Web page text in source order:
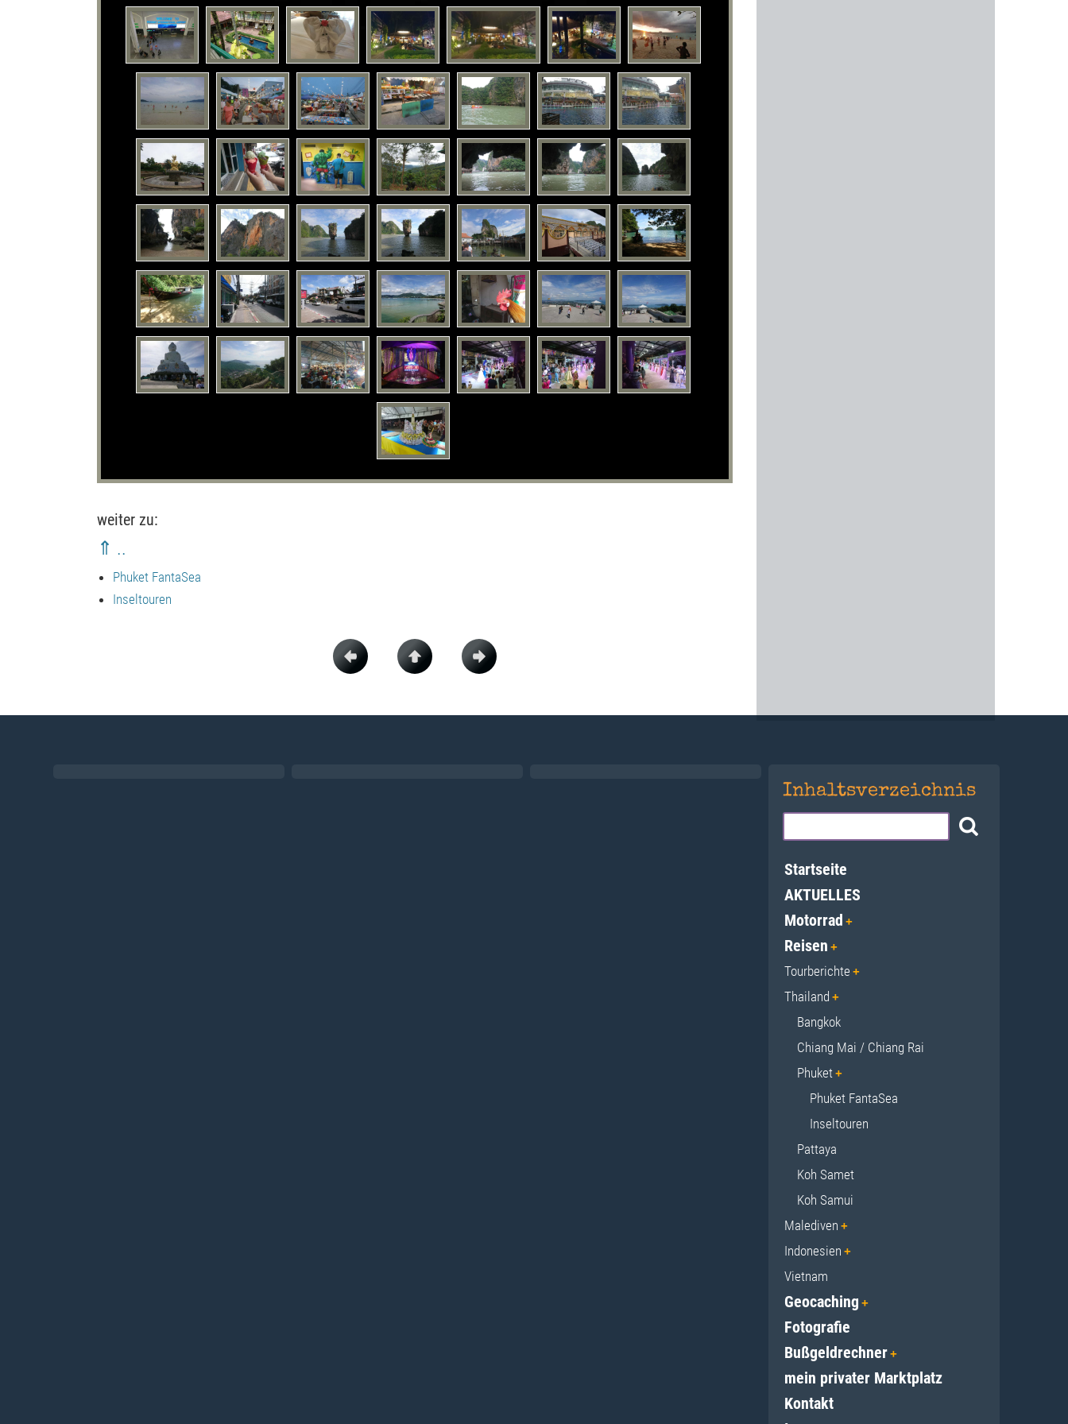
weiter zu:
⇑ ..
Phuket FantaSea
Inseltouren
Inhaltsverzeichnis
Startseite
AKTUELLES
Motorrad
Reisen
Tourberichte
Thailand
Bangkok
Chiang Mai / Chiang Rai
Phuket
Phuket FantaSea
Inseltouren
Pattaya
Koh Samet
Koh Samui
Malediven
Indonesien
Vietnam
Geocaching
Fotografie
Bußgeldrechner
mein privater Marktplatz
Kontakt